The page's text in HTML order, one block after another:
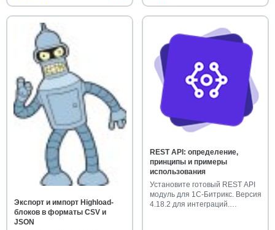
Экспорт и импорт Highload-
блоков в форматы CSV и
JSON
REST API: определение,
принципы и примеры
использования
Установите готовый REST API
модуль для 1С-Битрикс. Версия
4.18.2 для интеграций.…